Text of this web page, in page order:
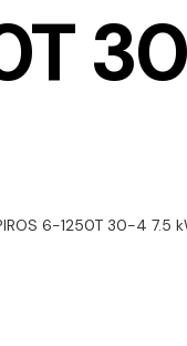
Variedad de
6-1250T 30-4 7.5